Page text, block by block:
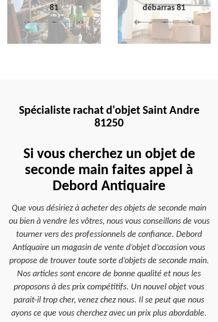
81
débarras 81
Spécialiste rachat d'objet Saint Andre
81250
Si vous cherchez un objet de
seconde main faites appel à
Debord Antiquaire
Que vous désiriez à acheter des objets de seconde main
ou bien à vendre les vôtres, nous vous conseillons de vous
tourner vers des professionnels de confiance. Debord
Antiquaire un magasin de vente d’objet d’occasion vous
propose de trouver toute sorte d’objets de seconde main.
Nos articles sont encore de bonne qualité et nous les
proposons à des prix compétitifs. Un nouvel objet vous
parait-il trop cher, venez chez nous. Il se peut que nous
ayons ce que vous cherchez avec un prix plus abordable.